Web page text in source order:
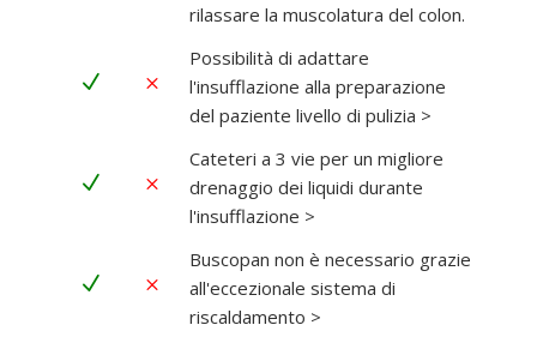
rilassare la muscolatura del colon.
N M
Possibilità di adattare
l'insufflazione alla preparazione
del paziente livello di pulizia >
N M
Cateteri a 3 vie per un migliore
drenaggio dei liquidi durante
l'insufflazione >
N M
Buscopan non è necessario grazie
all'eccezionale sistema di
riscaldamento >